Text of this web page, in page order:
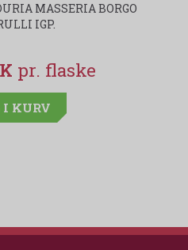
MASSERIA BORGO
IGP.
KURV